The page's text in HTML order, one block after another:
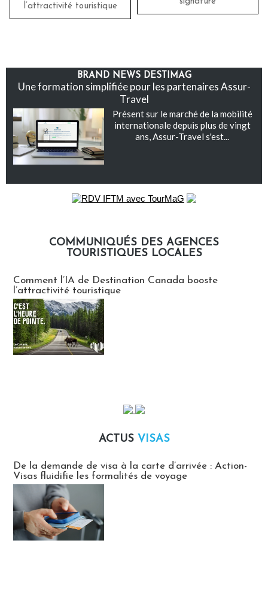
l’attractivité touristique
BRAND NEWS DESTIMAG
Une formation simplifiée pour les partenaires Assur-
Travel
Présent sur le marché de la mobilité
internationale depuis plus de vingt
ans, Assur-Travel s'est...
COMMUNIQUÉS DES AGENCES
TOURISTIQUES LOCALES
Comment l’IA de Destination Canada booste
l’attractivité touristique
ACTUS VISAS
De la demande de visa à la carte d’arrivée : Action-
Visas fluidifie les formalités de voyage